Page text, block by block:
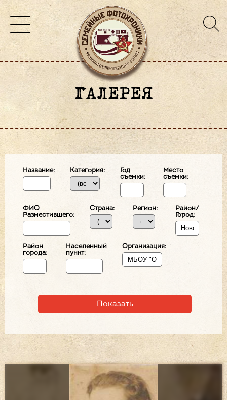
ГАЛЕРЕЯ
Название: Категория:
Год
съемки:
Место
съемки:
ФИО
Разместившего:
Страна: Регион:
Район/
Город:
Район
города:
Населенный
пункт:
Организация: